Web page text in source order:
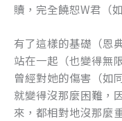
贖，完全饒恕W君（
有了這樣的基礎（恩
站在一起（也變得無
曾經對她的傷害（如
就變得沒那麼困難，
來，都相對地沒那麼